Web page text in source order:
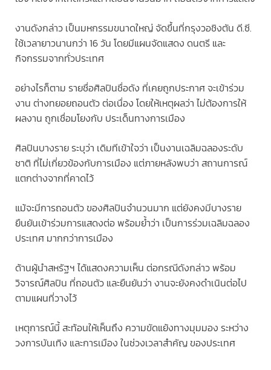
งานดังกล่าว เป็นมหกรรมขนาดใหญ่ จัดขึ้นที่กรุงวอชิงตัน ดี.ซี.
ใช้เวลายาวนานกว่า 16 วัน โดยมีแผนจัดแสดง ดนตรี และ
กิจกรรมจากทั่วประเทศ
อย่างไรก็ตาม รายชื่อศิลปินชื่อดัง ที่เคยถูกประกาศ จะเข้าร่วม
งาน ต่างทยอยถอนตัว ต่อเนื่อง โดยให้เหตุผลว่า ไม่ต้องการให้
ผลงาน ถูกเชื่อมโยงกับ ประเด็นทางการเมือง
ศิลปินบางราย ระบุว่า เดิมทีเข้าใจว่า เป็นงานเฉลิมฉลองระดับ
ชาติ ที่ไม่เกี่ยวข้องกับการเมือง แต่ภายหลังพบว่า สถานการณ์
แตกต่างจากที่คาดไว้
แม้จะมีการถอนตัว ของศิลปินจำนวนมาก แต่ยังคงมีบางราย
ยืนยันเข้าร่วมการแสดงต่อ พร้อมย้ำว่า เป็นการร่วมเฉลิมฉลอง
ประเทศ มากกว่าการเมือง
ด้านผู้นำสหรัฐฯ ได้แสดงความเห็น ต่อกรณีดังกล่าว พร้อม
วิจารณ์ศิลปิน ที่ถอนตัว และยืนยันว่า งานจะยังคงดำเนินต่อไป
ตามแผนที่วางไว้
เหตุการณ์นี้ สะท้อนให้เห็นถึง ความขัดแย้งทางมุมมอง ระหว่าง
วงการบันเทิง และการเมือง ในช่วงเวลาสำคัญ ของประเทศ